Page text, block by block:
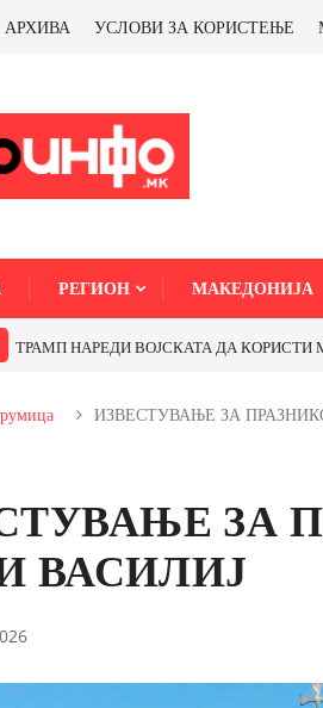
АРХИВА УСЛОВИ ЗА КОРИСТЕЊЕ
РЕГИОН МАКЕДОНИЈА
ТРАМП НАРЕДИ ВОЈСКАТА ДА КОРИСТИ
ИЗВЕСТУВАЊЕ ЗА
ЗА
ВАСИЛИЈ